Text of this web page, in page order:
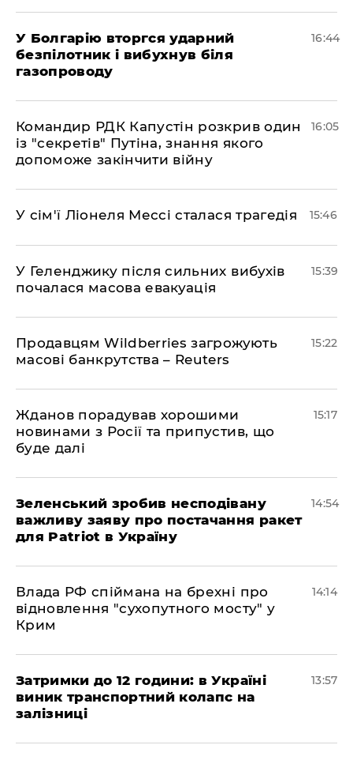
У Болгарію вторгся ударний
безпілотник і вибухнув біля
газопроводу
16:44
Командир РДК Капустін розкрив один
із "секретів" Путіна, знання якого
допоможе закінчити війну
16:05
У сім'ї Ліонеля Мессі сталася трагедія 15:46
У Геленджику після сильних вибухів
почалася масова евакуація
15:39
Продавцям Wildberries загрожують
масові банкрутства – Reuters
15:22
Жданов порадував хорошими
новинами з Росії та припустив, що
буде далі
15:17
Зеленський зробив несподівану
важливу заяву про постачання ракет
для Patriot в Україну
14:54
Влада РФ спіймана на брехні про
відновлення "сухопутного мосту" у
Крим
14:14
Затримки до 12 години: в Україні
виник транспортний колапс на
залізниці
13:57